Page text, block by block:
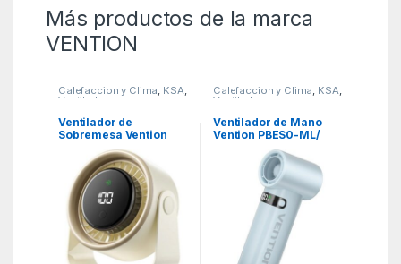
Más productos de la marca
VENTION
Calefaccion y Clima, KSA,
Ventiladores y
Ventilador de
Sobremesa Vention
PBJN0-PRO/ 10W/ 7
Aspas/ 3 Velocidades
Calefaccion y Clima, KSA,
Ventiladores y
Ventilador de Mano
Vention PBES0-ML/
100 velocidades